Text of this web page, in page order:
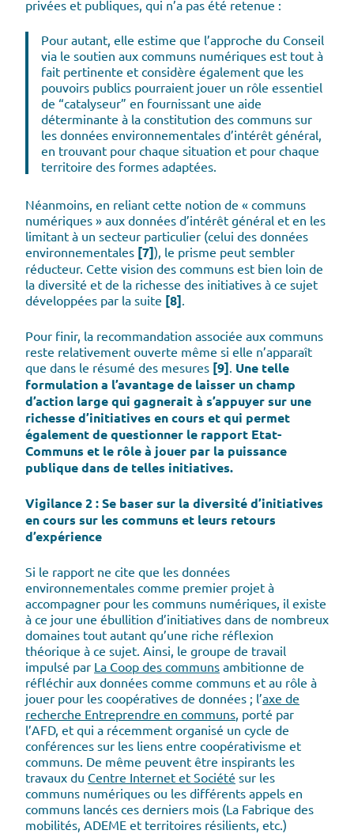
privées et publiques, qui n’a pas été retenue :
Pour autant, elle estime que l’approche du Conseil
via le soutien aux communs numériques est tout à
fait pertinente et considère également que les
pouvoirs publics pourraient jouer un rôle essentiel
de “catalyseur” en fournissant une aide
déterminante à la constitution des communs sur
les données environnementales d’intérêt général,
en trouvant pour chaque situation et pour chaque
territoire des formes adaptées.
Néanmoins, en reliant cette notion de « communs
numériques » aux données d’intérêt général et en les
limitant à un secteur particulier (celui des données
environnementales [7]), le prisme peut sembler
réducteur. Cette vision des communs est bien loin de
la diversité et de la richesse des initiatives à ce sujet
développées par la suite [8].
Pour finir, la recommandation associée aux communs
reste relativement ouverte même si elle n’apparaît
que dans le résumé des mesures [9]. Une telle
formulation a l’avantage de laisser un champ
d’action large qui gagnerait à s’appuyer sur une
richesse d’initiatives en cours et qui permet
également de questionner le rapport Etat-
Communs et le rôle à jouer par la puissance
publique dans de telles initiatives.
Vigilance 2 : Se baser sur la diversité d’initiatives
en cours sur les communs et leurs retours
d’expérience
Si le rapport ne cite que les données
environnementales comme premier projet à
accompagner pour les communs numériques, il existe
à ce jour une ébullition d’initiatives dans de nombreux
domaines tout autant qu’une riche réflexion
théorique à ce sujet. Ainsi, le groupe de travail
impulsé par La Coop des communs ambitionne de
réfléchir aux données comme communs et au rôle à
jouer pour les coopératives de données ; l’axe de
recherche Entreprendre en communs, porté par
l’AFD, et qui a récemment organisé un cycle de
conférences sur les liens entre coopérativisme et
communs. De même peuvent être inspirants les
travaux du Centre Internet et Société sur les
communs numériques ou les différents appels en
communs lancés ces derniers mois (La Fabrique des
mobilités, ADEME et territoires résilients, etc.)